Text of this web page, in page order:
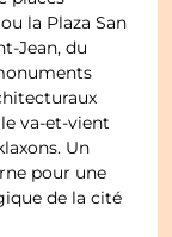
la Plaza San
Jean, du
va-et-vient
Un
pour une
de la cité